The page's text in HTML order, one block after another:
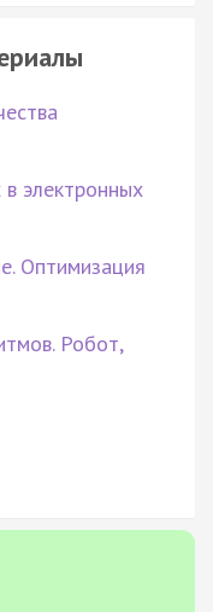
электронных
Оптимизация
Робот,